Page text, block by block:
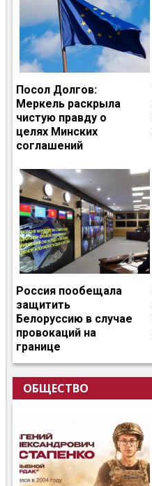
Посол Долгов:
Меркель раскрыла
чистую правду о
целях Минских
соглашений
Россия пообещала
защитить
Белоруссию в случае
провокаций на
границе
ОБЩЕСТВО